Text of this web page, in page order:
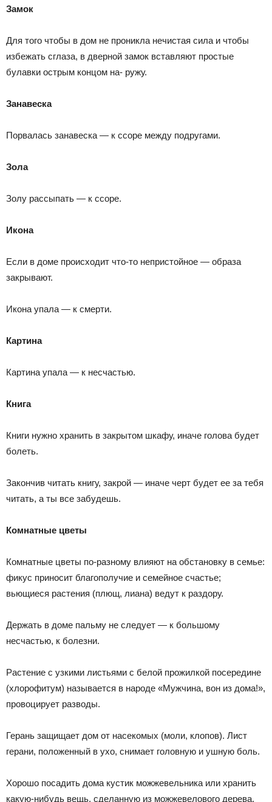
Замок
Для того чтобы в дом не проникла нечистая сила и чтобы
избежать сглаза, в дверной замок вставляют простые
булавки острым концом на- ружу.
Занавеска
Порвалась занавеска — к ссоре между подругами.
Зола
Золу рассыпать — к ссоре.
Икона
Если в доме происходит что-то непристойное — образа
закрывают.
Икона упала — к смерти.
Картина
Картина упала — к несчастью.
Книга
Книги нужно хранить в закрытом шкафу, иначе голова будет
болеть.
Закончив читать книгу, закрой — иначе черт будет ее за тебя
читать, а ты все забудешь.
Комнатные цветы
Комнатные цветы по-разному влияют на обстановку в семье:
фикус приносит благополучие и семейное счастье;
вьющиеся растения (плющ, лиана) ведут к раздору.
Держать в доме пальму не следует — к большому
несчастью, к болезни.
Растение с узкими листьями с белой прожилкой посередине
(хлорофитум) называется в народе «Мужчина, вон из дома!»,
провоцирует разводы.
Герань защищает дом от насекомых (моли, клопов). Лист
герани, положенный в ухо, снимает головную и ушную боль.
Хорошо посадить дома кустик можжевельника или хранить
какую-нибудь вещь, сделанную из можжевелового дерева.